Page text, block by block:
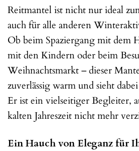
Reitmantel ist nicht nur ideal
auch für alle anderen
Ob beim Spaziergang mit dem
mit den Kindern oder beim
Weihnachtsmarkt – dieser
zuverlässig warm und sieht
Er ist ein vielseitiger Begleiter,
kalten Jahreszeit nicht mehr
Ein Hauch von Eleganz für